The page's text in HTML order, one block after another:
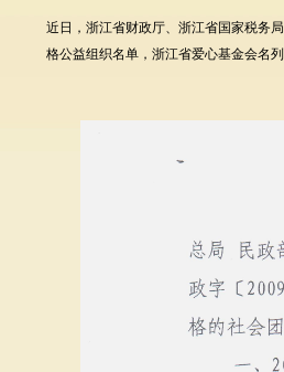
近日，浙江省财政厅、浙江省国家税务
格公益组织名单，浙江省爱心基金会名